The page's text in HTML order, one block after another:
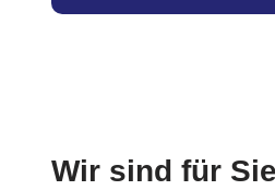
Wir sind für